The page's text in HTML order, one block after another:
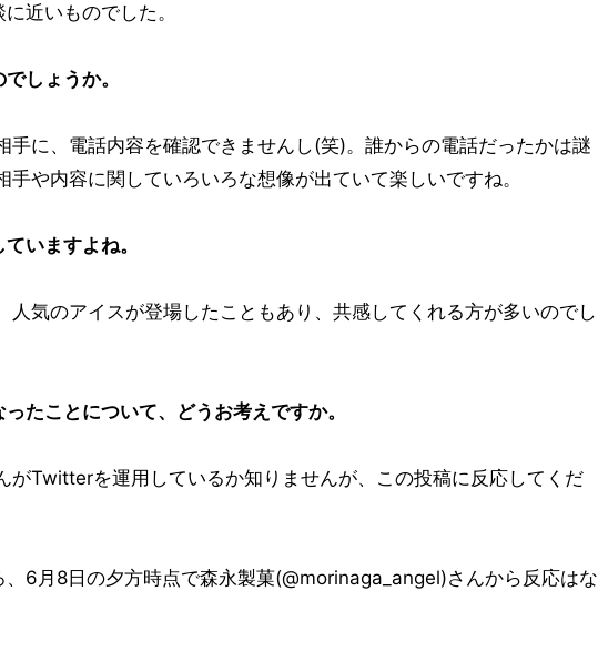
近いものでした。
しょうか。
手に、電話内容を確認できませんし(笑)。誰からの電話だったかは謎
や内容に関していろいろな想像が出ていて楽しいですね。
いますよね。
人気のアイスが登場したこともあり、共感してくれる方が多いのでし
たことについて、どうお考えですか。
がTwitterを運用しているか知りませんが、この投稿に反応してくだ
、6月8日の夕方時点で森永製菓(@morinaga_angel)さんから反応はな